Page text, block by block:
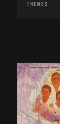
THEMES